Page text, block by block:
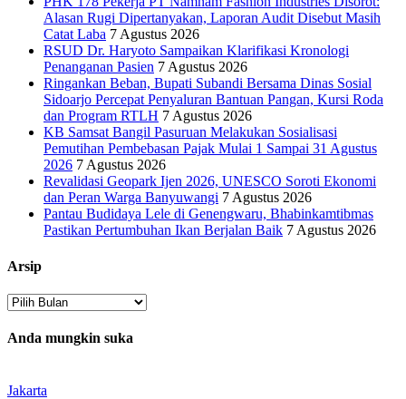
Alasan Rugi Dipertanyakan, Laporan Audit Disebut Masih
Catat Laba 7 Agustus 2026
RSUD Dr. Haryoto Sampaikan Klarifikasi Kronologi
Penanganan Pasien 7 Agustus 2026
Ringankan Beban, Bupati Subandi Bersama Dinas Sosial
Sidoarjo Percepat Penyaluran Bantuan Pangan, Kursi Roda
dan Program RTLH 7 Agustus 2026
KB Samsat Bangil Pasuruan Melakukan Sosialisasi
Pemutihan Pembebasan Pajak Mulai 1 Sampai 31 Agustus
2026 7 Agustus 2026
Revalidasi Geopark Ijen 2026, UNESCO Soroti Ekonomi
dan Peran Warga Banyuwangi 7 Agustus 2026
Pantau Budidaya Lele di Genengwaru, Bhabinkamtibmas
Pastikan Pertumbuhan Ikan Berjalan Baik 7 Agustus 2026
Arsip
Arsip
Anda mungkin suka
Jakarta